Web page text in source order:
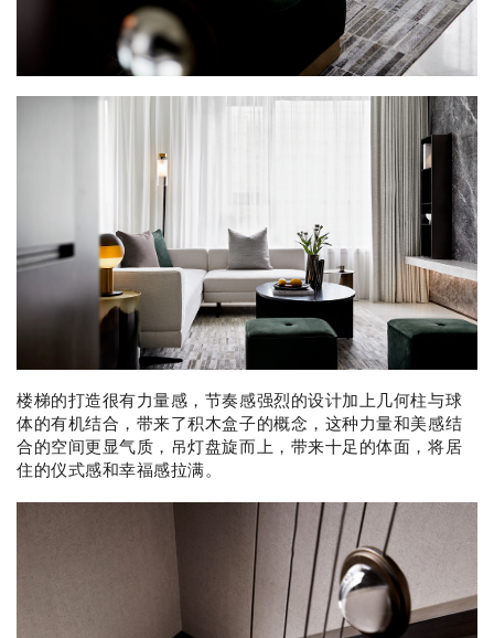
楼梯的打造很有力量感，节奏感强烈的设计加上几何柱与球
体的有机结合，带来了积木盒子的概念，这种力量和美感结
合的空间更显气质，吊灯盘旋而上，带来十足的体面，将居
住的仪式感和幸福感拉满。